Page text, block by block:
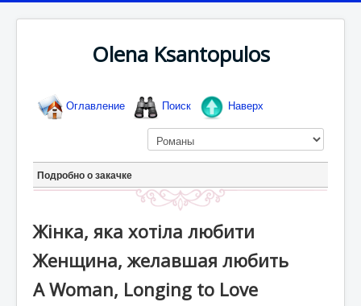
Olena Ksantopulos
Оглавление Поиск Наверх
Подробно о закачке
Жінка, яка хотіла любити
Женщина, желавшая любить
A Woman, Longing to Love